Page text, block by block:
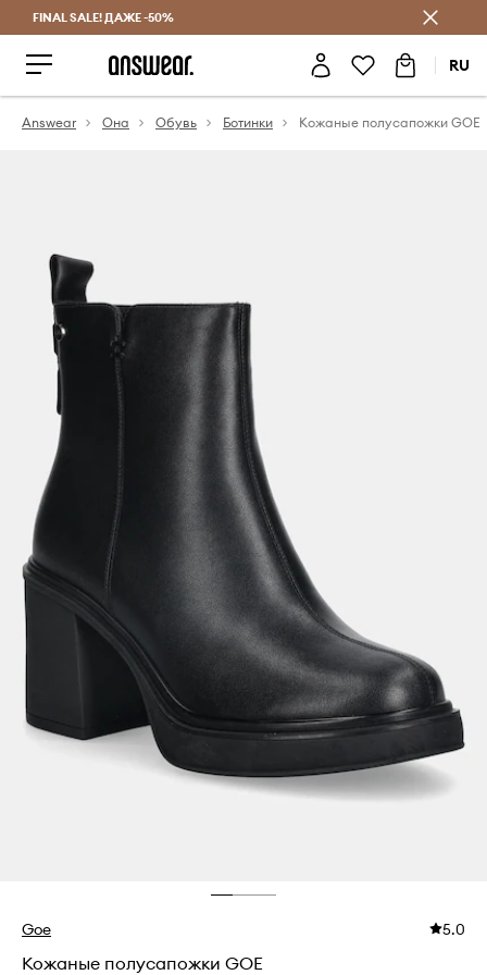
FINAL SALE! ДАЖЕ -50%
RU
Answear Она Обувь Ботинки Кожаные полусапожки GOE
Goe 5.0
Кожаные полусапожки GOE